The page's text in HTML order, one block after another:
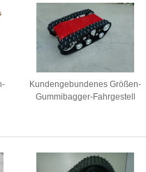
Kundengebundenes Größen-
Gummibagger-Fahrgestell
300kg 500kg